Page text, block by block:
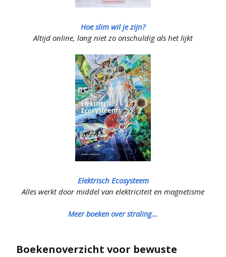
Hoe slim wil je zijn?
Altijd online, lang niet zo onschuldig als het lijkt
Elektrisch Ecosysteem
Alles werkt door middel van elektriciteit en magnetisme
Meer boeken over straling...
Boekenoverzicht voor bewuste